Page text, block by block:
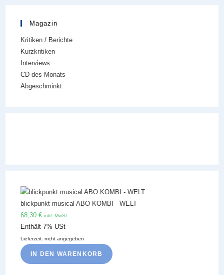
Magazin
Kritiken / Berichte
Kurzkritiken
Interviews
CD des Monats
Abgeschminkt
blickpunkt musical ABO KOMBI - WELT
68,30€ inkl. MwSt
Enthält 7% USt
Lieferzeit: nicht angegeben
IN DEN WARENKORB